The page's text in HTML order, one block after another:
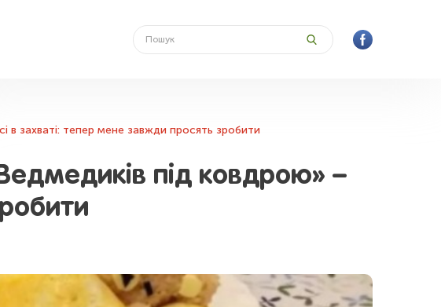
в захваті: тепер мене завжди просять зробити
під ковдрою» –